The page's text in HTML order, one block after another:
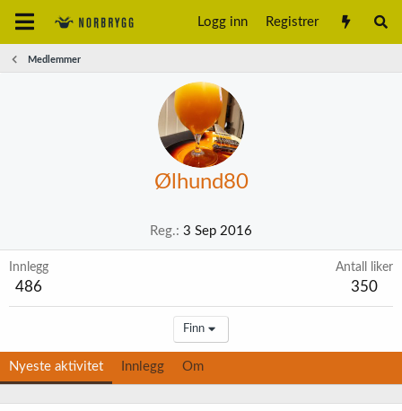
Logg inn Registrer
Medlemmer
Ølhund80
Reg. 3 Sep 2016
Innlegg
486
Antall liker
350
Finn
Nyeste aktivitet Innlegg Om